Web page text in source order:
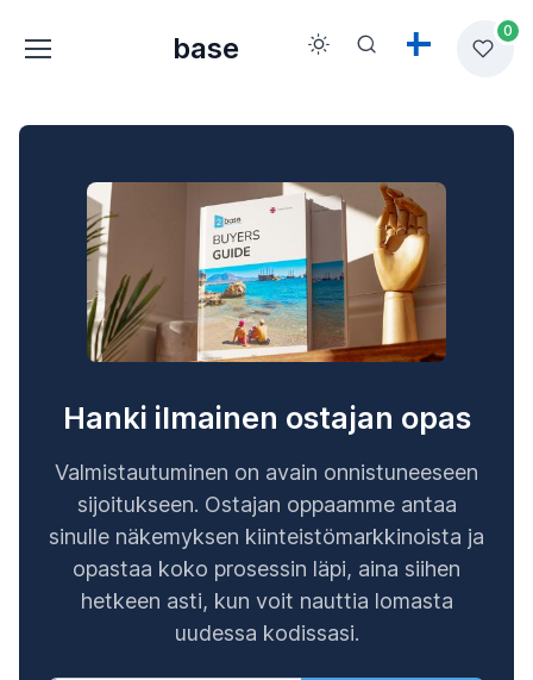
base
0
Hanki ilmainen ostajan opas
Valmistautuminen on avain onnistuneeseen
sijoitukseen. Ostajan oppaamme antaa
sinulle näkemyksen kiinteistömarkkinoista ja
opastaa koko prosessin läpi, aina siihen
hetkeen asti, kun voit nauttia lomasta
uudessa kodissasi.